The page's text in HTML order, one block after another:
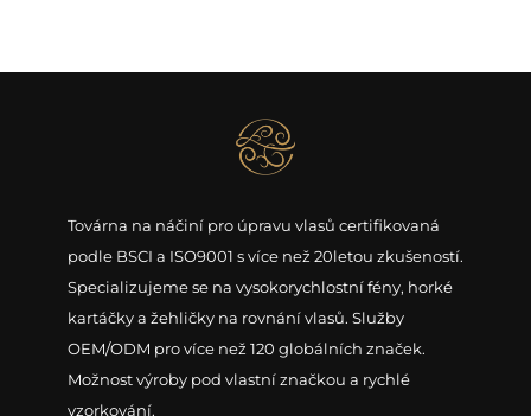
Továrna na náčiní pro úpravu vlasů certifikovaná
podle BSCI a ISO9001 s více než 20letou zkušeností.
Specializujeme se na vysokorychlostní fény, horké
kartáčky a žehličky na rovnání vlasů. Služby
OEM/ODM pro více než 120 globálních značek.
Možnost výroby pod vlastní značkou a rychlé
vzorkování.